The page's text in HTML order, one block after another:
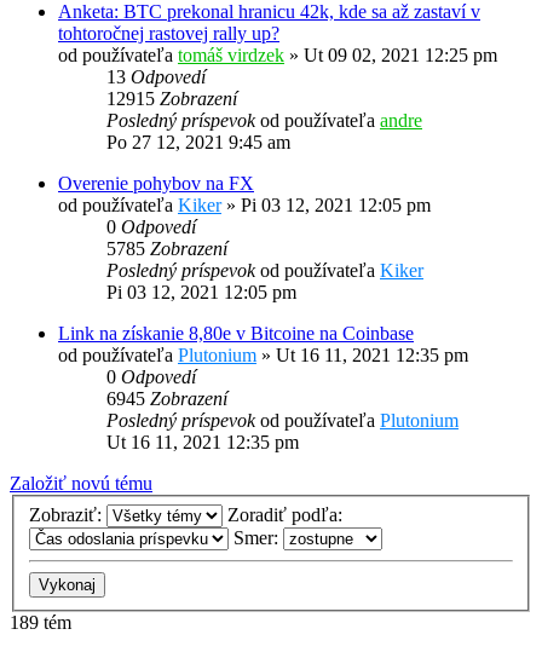
Anketa: BTC prekonal hranicu 42k, kde sa až zastaví v
tohtoročnej rastovej rally up?
od používateľa tomáš virdzek » Ut 09 02, 2021 12:25 pm
13 Odpovedí
12915 Zobrazení
Posledný príspevokod používateľa andre
Po 27 12, 2021 9:45 am
Overenie pohybov na FX
od používateľa Kiker» Pi 03 12, 2021 12:05 pm
0 Odpovedí
5785 Zobrazení
Posledný príspevokod používateľa Kiker
Pi 03 12, 2021 12:05 pm
Link na získanie 8,80e v Bitcoine na Coinbase
od používateľa Plutonium » Ut 16 11, 2021 12:35 pm
0 Odpovedí
6945 Zobrazení
Posledný príspevokod používateľa Plutonium
Ut 16 11, 2021 12:35 pm
Založiť novú tému
Zobraziť:
Zoradiť podľa:
Smer:
189 tém